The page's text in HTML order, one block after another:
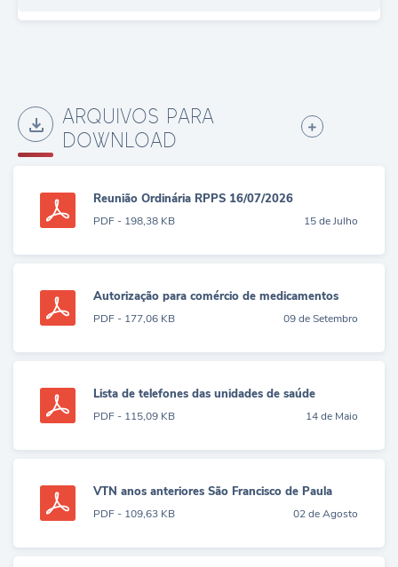
ARQUIVOS PARA
DOWNLOAD
Reunião Ordinária RPPS 16/07/2026
PDF - 198,38 KB 15 de Julho
Autorização para comércio de medicamentos
PDF - 177,06 KB 09 de Setembro
Lista de telefones das unidades de saúde
PDF - 115,09 KB 14 de Maio
VTN anos anteriores São Francisco de Paula
PDF - 109,63 KB 02 de Agosto